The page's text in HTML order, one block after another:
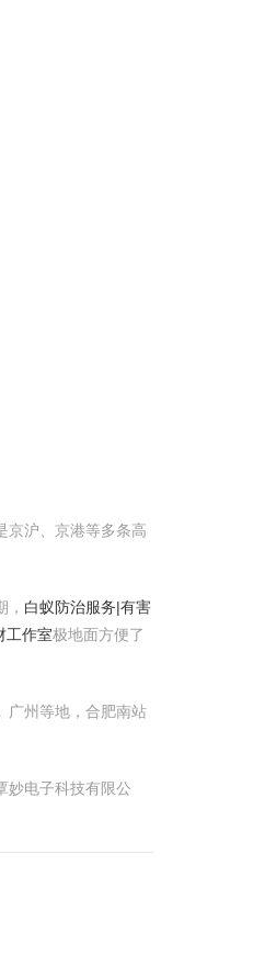
京沪、京港等多条高
白蚁防治服务|有害
工作室极地面方便了
广州等地，合肥南站
妙电子科技有限公